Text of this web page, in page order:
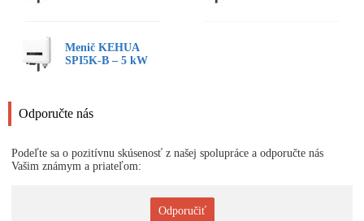
Menič KEHUA
SPI5K-B – 5 kW
Odporučte nás
Podeľte sa o pozitívnu skúsenosť z našej spolupráce a odporučte nás
Vašim známym a priateľom:
Odporučiť